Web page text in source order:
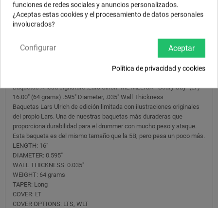
Baquetas Ahead signature .Lars Ulrich "METALLICA" "Scary Guy" (LT)
16.00" (64 grams) .595" Diameter, .035" Wall Thickness
Baquetas Lars Ulrich de edición limitada con ilustraciones originales
del propio Lars. Una de nuestras baquetas más duraderas que
proporciona durabilidad para el drummer con mucho peso y ataque.
Esta baqueta es del mismo tamaño que la 5B, pero pesa un poco más.
LENGTH: 16"
DIAMETER: 0.595"
WALL THICKNESS: 0.035"
WEIGHT: 64 grams
TAPER: Long
COVER: LT
COVER OPTIONS: LTS, WLT
funciones de redes sociales y anuncios personalizados.
¿Aceptas estas cookies y el procesamiento de datos personales
involucrados?
Aceptar
Configurar
Política de privacidad y cookies